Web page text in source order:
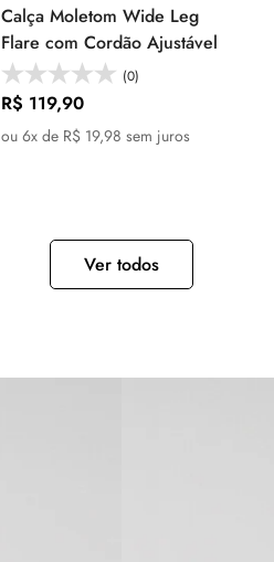
Selecione as
opções
Calça Moletom Wide Leg
Flare com Cordão Ajustável
(0)
Preço
regular
R$ 119,90
ou 6x de R$ 19,98 sem juros
Ver todos